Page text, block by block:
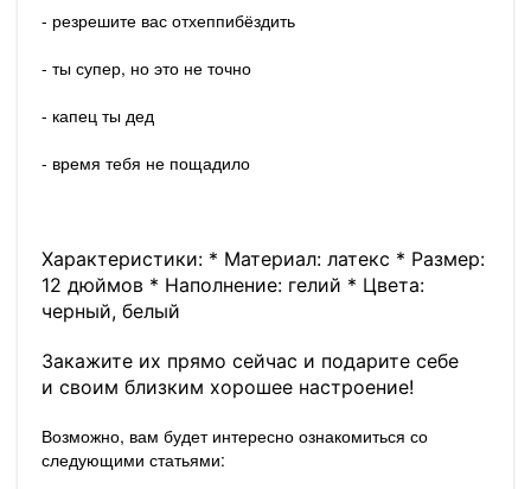
- резрешите вас отхеппибёздить
- ты супер, но это не точно
- капец ты дед
- время тебя не пощадило
Характеристики: * Материал: латекс * Размер:
12 дюймов * Наполнение: гелий * Цвета:
черный, белый
Закажите их прямо сейчас и подарите себе
и своим близким хорошее настроение!
Возможно, вам будет интересно ознакомиться со
следующими статьями: